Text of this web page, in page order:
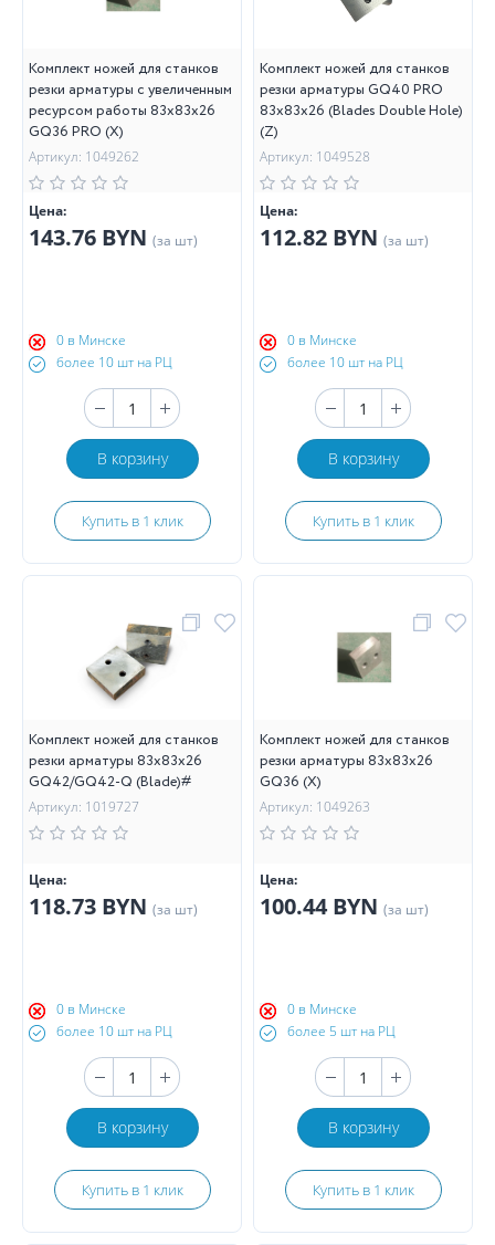
Комплект ножей для станков
резки арматуры с увеличенным
ресурсом работы 83х83х26
GQ36 PRO (Х)
Артикул: 1049262
Цена:
143.76 BYN (за шт)
0 в Минске
более 10 шт на РЦ
В корзину
Купить в 1 клик
Комплект ножей для станков
резки арматуры GQ40 PRO
83х83х26 (Blades Double Hole)
(Z)
Артикул: 1049528
Цена:
112.82 BYN (за шт)
0 в Минске
более 10 шт на РЦ
В корзину
Купить в 1 клик
Комплект ножей для станков
резки арматуры 83х83х26
GQ42/GQ42-Q (Blade)#
Артикул: 1019727
Цена:
118.73 BYN (за шт)
0 в Минске
более 10 шт на РЦ
В корзину
Купить в 1 клик
Комплект ножей для станков
резки арматуры 83х83х26
GQ36 (Х)
Артикул: 1049263
Цена:
100.44 BYN (за шт)
0 в Минске
более 5 шт на РЦ
В корзину
Купить в 1 клик